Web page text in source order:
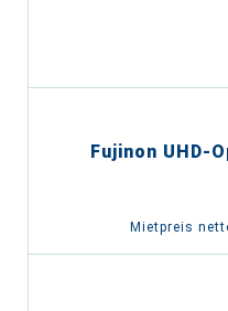
Fujinon UHD-
Mietpreis